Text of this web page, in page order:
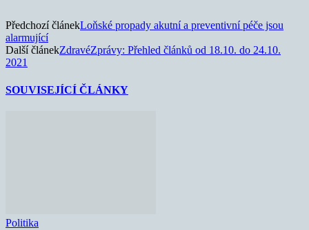
Předchozí článekLoňské propady akutní a preventivní péče jsou
alarmující
Další článekZdravéZprávy: Přehled článků od 18.10. do 24.10.
2021
SOUVISEJÍCÍ ČLÁNKY
Politika